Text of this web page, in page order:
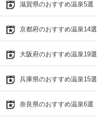
滋賀県のおすすめ温泉5選
京都府のおすすめ温泉14選
大阪府のおすすめ温泉19選
兵庫県のおすすめ温泉15選
奈良県のおすすめ温泉6選